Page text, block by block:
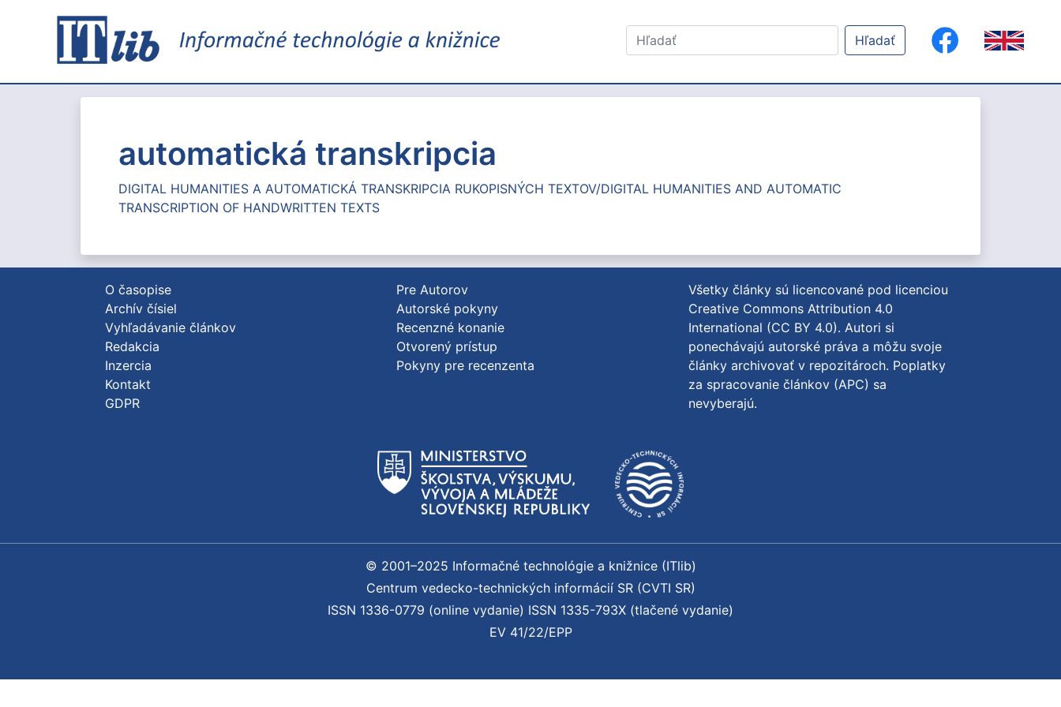
Hľadať
automatická transkripcia
DIGITAL HUMANITIES A AUTOMATICKÁ TRANSKRIPCIA RUKOPISNÝCH TEXTOV/DIGITAL HUMANITIES AND AUTOMATIC
TRANSCRIPTION OF HANDWRITTEN TEXTS
O časopise
Archív čísiel
Vyhľadávanie článkov
Redakcia
Inzercia
Kontakt
GDPR
Pre Autorov
Autorské pokyny
Recenzné konanie
Otvorený prístup
Pokyny pre recenzenta
Všetky články sú licencované pod licenciou
Creative Commons Attribution 4.0
International (CC BY 4.0). Autori si
ponechávajú autorské práva a môžu svoje
články archivovať v repozitároch. Poplatky
za spracovanie článkov (APC) sa
nevyberajú.
© 2001–2025 Informačné technológie a knižnice (ITlib)
Centrum vedecko-technických informácií SR (CVTI SR)
ISSN 1336-0779 (online vydanie) ISSN 1335-793X (tlačené vydanie)
EV 41/22/EPP